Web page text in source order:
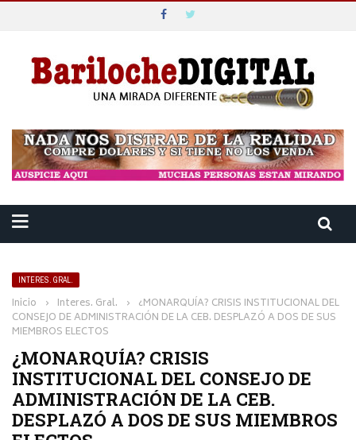
INTERES. GRAL.
Inicio › Interes. Gral. › ¿MONARQUÍA? CRISIS INSTITUCIONAL DEL
CONSEJO DE ADMINISTRACIÓN DE LA CEB. DESPLAZÓ A DOS DE SUS
MIEMBROS ELECTOS
¿MONARQUÍA? CRISIS
INSTITUCIONAL DEL CONSEJO DE
ADMINISTRACIÓN DE LA CEB.
DESPLAZÓ A DOS DE SUS MIEMBROS